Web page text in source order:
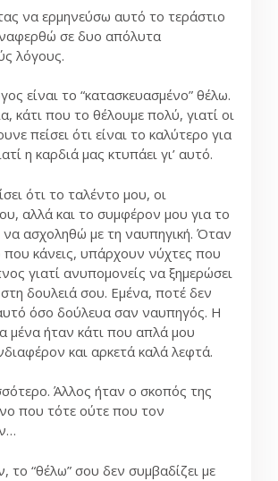
να ερμηνεύσω αυτό το τεράστιο
σε δυο απόλυτα
λόγους.
είναι το “κατασκευασμένο” θέλω.
κάτι που το θέλουμε πολύ, γιατί οι
πείσει ότι είναι το καλύτερο για
η καρδιά μας κτυπάει γι’ αυτό.
ότι το ταλέντο μου, οι
αλλά και το συμφέρον μου για το
να ασχοληθώ με τη ναυπηγική. Όταν
κάνεις, υπάρχουν νύχτες που
γιατί ανυπομονείς να ξημερώσει
δουλειά σου. Εμένα, ποτέ δεν
όσο δούλευα σαν ναυπηγός. Η
μένα ήταν κάτι που απλά μου
και αρκετά καλά λεφτά.
Άλλος ήταν ο σκοπός της
που τότε ούτε που τον
το “θέλω” σου δεν συμβαδίζει με